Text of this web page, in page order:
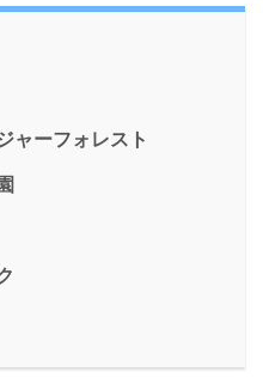
ャーフォレスト